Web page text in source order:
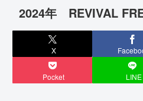
2024年 REVIVAL
X
Pocket LINE